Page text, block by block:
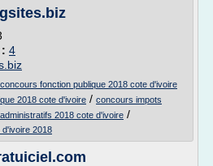
4
fonction publique 2018 cote d'ivoire
2018 cote d'ivoire / concours impots
2018 cote d'ivoire /
2018